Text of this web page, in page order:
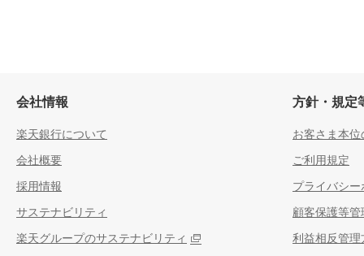
会社情報
楽天銀行について
会社概要
採用情報
サステナビリティ
楽天グループのサステナビリティ
方針・規定
お客さま本
ご利用規定
プライバシー
顧客保護等管
利益相反管理